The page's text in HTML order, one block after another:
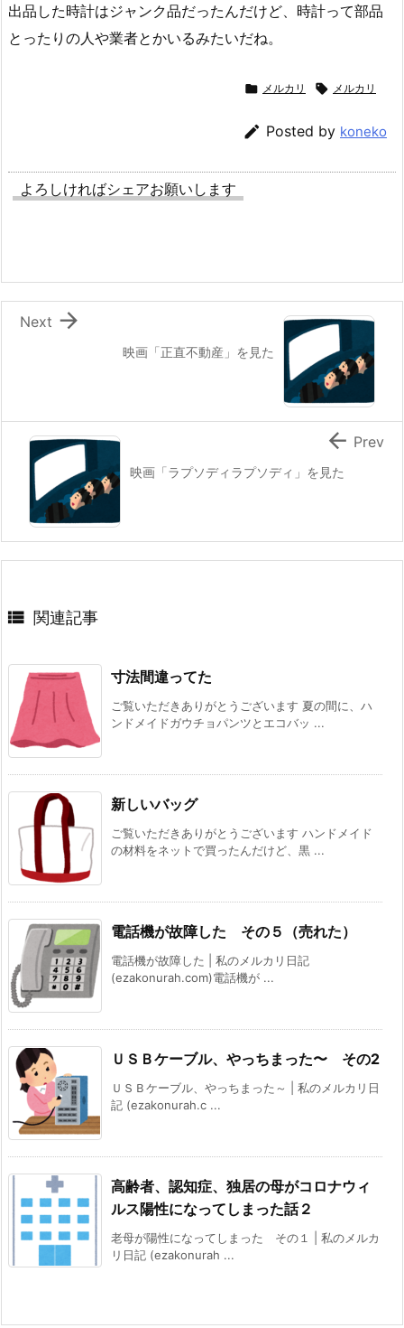
出品した時計はジャンク品だったんだけど、時計って部品
とったりの人や業者とかいるみたいだね。
 メルカリ  メルカリ
 Posted by koneko
よろしければシェアお願いします
映画「正直不動産」を見た

Next
映画「ラプソディラプソディ」を見た
 Prev
 関連記事
寸法間違ってた
ご覧いただきありがとうございます 夏の間に、ハ
ンドメイドガウチョパンツとエコバッ ...
新しいバッグ
ご覧いただきありがとうございます ハンドメイド
の材料をネットで買ったんだけど、黒 ...
電話機が故障した その５（売れた）
電話機が故障した | 私のメルカリ日記
(ezakonurah.com)電話機が ...
ＵＳＢケーブル、やっちまった〜 その2
ＵＳＢケーブル、やっちまった～ | 私のメルカリ日
記 (ezakonurah.c ...
高齢者、認知症、独居の母がコロナウィ
ルス陽性になってしまった話２
老母が陽性になってしまった その１ | 私のメルカ
リ日記 (ezakonurah ...